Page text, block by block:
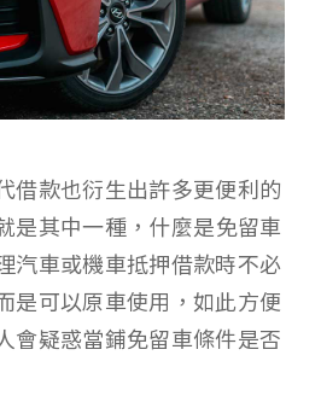
借款也衍生出許多更便利的
是其中一種，什麼是免留車
汽車或機車抵押借款時不必
是可以原車使用，如此方便
會疑惑當鋪免留車條件是否